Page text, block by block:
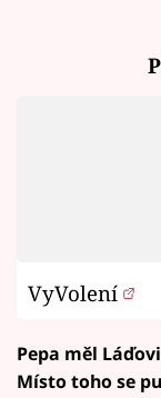
VyVolení
Pepa měl
Místo toho se